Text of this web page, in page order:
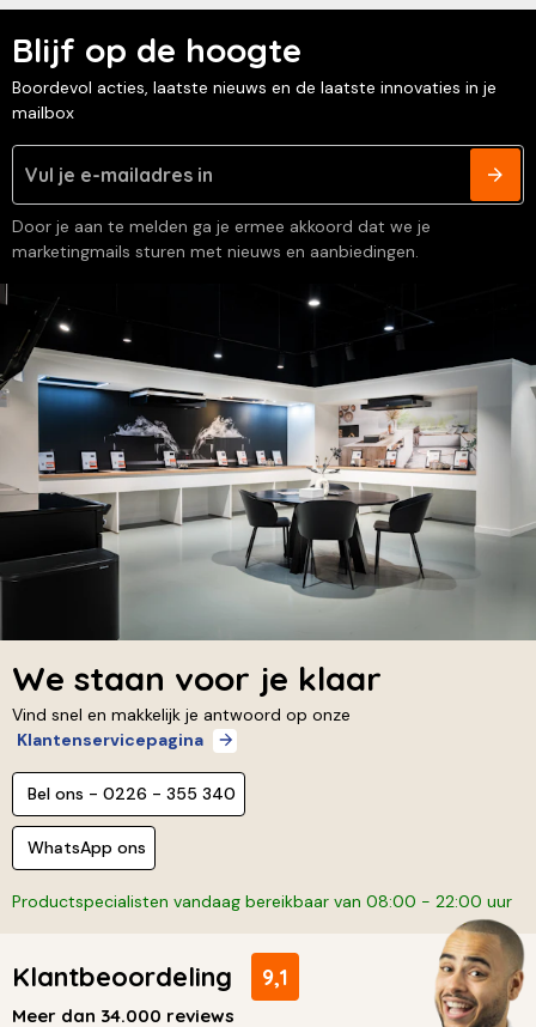
Blijf op de hoogte
Boordevol acties, laatste nieuws en de laatste innovaties in je
mailbox
Door je aan te melden ga je ermee akkoord dat we je
marketingmails sturen met nieuws en aanbiedingen.
We staan voor je klaar
Vind snel en makkelijk je antwoord op onze
Klantenservicepagina
Bel ons - 0226 - 355 340
WhatsApp ons
Productspecialisten vandaag bereikbaar van 08:00 - 22:00 uur
Klantbeoordeling 9,1
Meer dan 34.000 reviews